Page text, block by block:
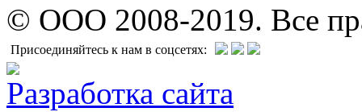
© ООО 2008-2019. Все
Присоединяйтесь к нам в соцсетях:
Разработка сайта